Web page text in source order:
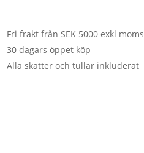
Fri frakt från SEK 5000 exkl moms
30 dagars öppet köp
Alla skatter och tullar inkluderat